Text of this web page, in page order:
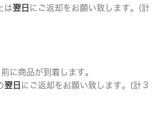
は翌日 にご返却をお願い致します。(計
に商品が到着します。
翌日 にご返却をお願い致します。(計３